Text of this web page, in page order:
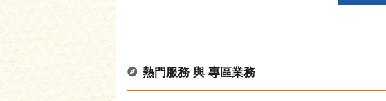
熱門服務 與 專區業務